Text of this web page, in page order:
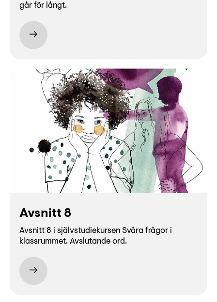
går för långt.
Avsnitt 8
Avsnitt 8 i självstudiekursen Svåra frågor i
klassrummet. Avslutande ord.